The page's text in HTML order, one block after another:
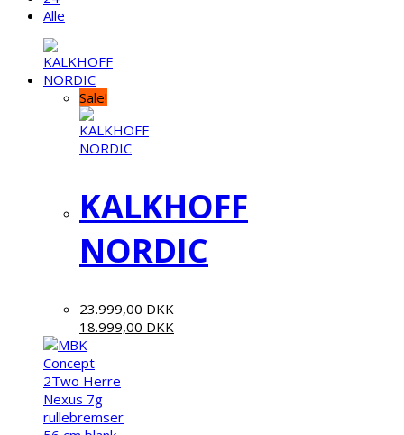
Alle
Sale!
KALKHOFF
NORDIC
23.999,00DKK
18.999,00 DKK